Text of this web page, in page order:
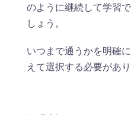
のように継続して学習
しょう。
いつまで通うかを明確
えて選択する必要があり